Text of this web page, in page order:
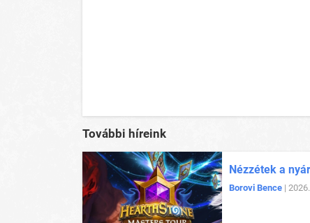
További híreink
Nézzétek a
Borovi Bence |